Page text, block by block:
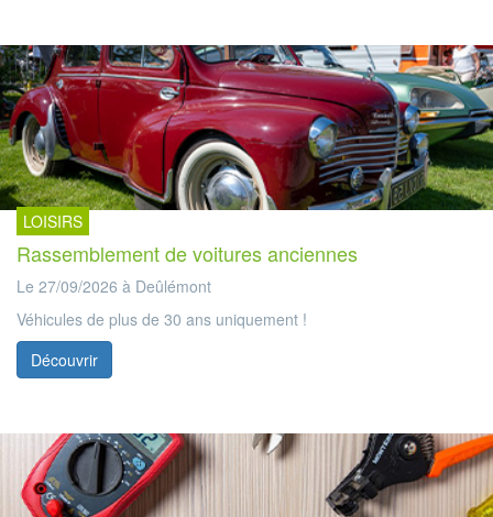
LOISIRS
Rassemblement de voitures anciennes
Le 27/09/2026 à Deûlémont
Véhicules de plus de 30 ans uniquement !
Découvrir